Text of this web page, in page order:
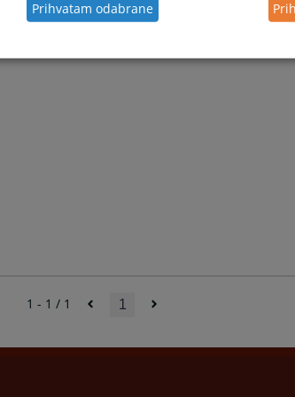
1 - 1 / 1 1
Prihvatam odabrane